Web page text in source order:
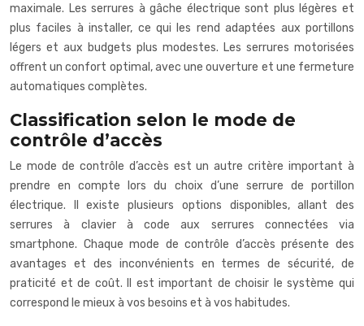
maximale. Les serrures à gâche électrique sont plus légères et
plus faciles à installer, ce qui les rend adaptées aux portillons
légers et aux budgets plus modestes. Les serrures motorisées
offrent un confort optimal, avec une ouverture et une fermeture
automatiques complètes.
Classification selon le mode de
contrôle d’accès
Le mode de contrôle d’accès est un autre critère important à
prendre en compte lors du choix d’une serrure de portillon
électrique. Il existe plusieurs options disponibles, allant des
serrures à clavier à code aux serrures connectées via
smartphone. Chaque mode de contrôle d’accès présente des
avantages et des inconvénients en termes de sécurité, de
praticité et de coût. Il est important de choisir le système qui
correspond le mieux à vos besoins et à vos habitudes.